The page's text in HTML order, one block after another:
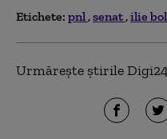
Etichete: pnl senat ilie
Urmărește știrile